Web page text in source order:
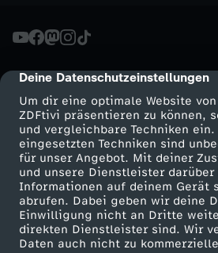
cmp-dialog-description
Deine Datenschutzeinstellungen
Um dir eine optimale Website von
ZDFtivi präsentieren zu können,
und vergleichbare Techniken
eingesetzten Techniken sind
für unser Angebot. Mit deiner
und unsere Dienstleister darüber
Informationen auf deinem Gerät
abrufen. Dabei geben wir deine
Einwilligung nicht an Dritte
direkten Dienstleister sind. Wir
Daten auch nicht zu
Mehr ZDF
ZDF-Apps
Smart TV
ZDFtext Tickets